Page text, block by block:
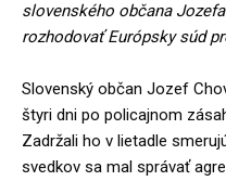
slovenského občana
rozhodovať Európsky súd
Slovenský občan Jozef
štyri dni po policajnom
Zadržali ho v lietadle
svedkov sa mal správať